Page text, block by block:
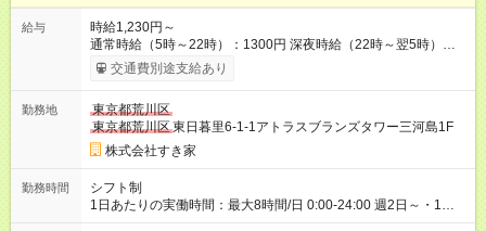
給与
時給1,230円～
通常時給（5時～22時）：1300円 深夜時給（22時～翌5時）：
1625円 高校生時給：1230円 【特別手当】早朝手当（5：00-9：
00）時給+150円 【試用期間】試用期間あり 試用期間の長さ：1
30日（※条件変更なし）ですが、切り上げで一ヶ月とさせてい
ただきます。 研修制度あり：15時間(研修中も同時給）
交通費別途支給あり
勤務地
東京都荒川区
東京都荒川区東日暮里6-1-1アトラスブランズタワー三河島1F
株式会社すき家
勤務時間
シフト制
1日あたりの実働時間：最大8時間/日 0:00-24:00 週2日～・1日
2h～OK ＜シフト例＞ 〇朝帯 5:00-9:00 〇昼帯 9:00-14:00 〇午